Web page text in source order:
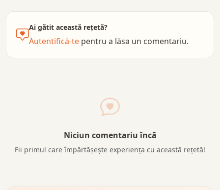
Ai gătit această rețetă?
Autentifică-te pentru a lăsa un comentariu.
Niciun comentariu încă
Fii primul care împărtășește experiența cu această rețetă!